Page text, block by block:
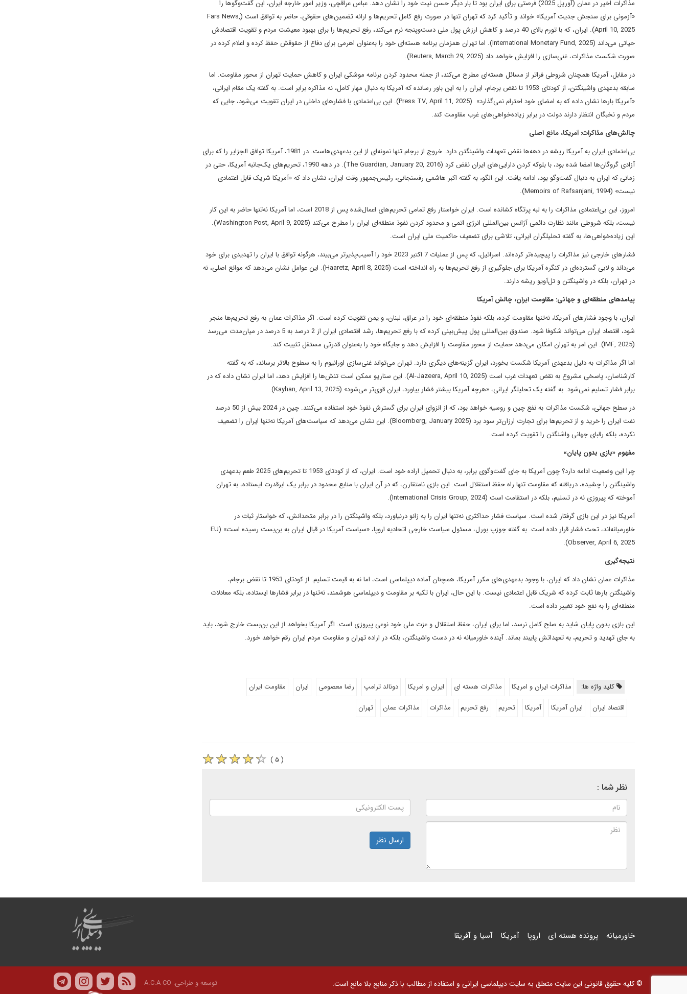
مذاکرات اخیر در عمان (آوریل 2025) فرصتی برای ایران بود تا بار دیگر حسن نیت خود را نشان دهد. عباس عراقچی، وزیر امور خارجه ایران، این گفت‌وگوها را
«آزمونی برای سنجش جدیت آمریکا» خواند و تأکید کرد که تهران تنها در صورت رفع کامل تحریم‌ها و ارائه تضمین‌های حقوقی، حاضر به توافق است (Fars News,
April 10, 2025). ایران، که با تورم بالای 40 درصد و کاهش ارزش پول ملی دست‌وپنجه نرم می‌کند، رفع تحریم‌ها را برای بهبود معیشت مردم و تقویت اقتصادش
حیاتی می‌داند (International Monetary Fund, 2025). اما تهران همزمان برنامه هسته‌ای خود را به‌عنوان اهرمی برای دفاع از حقوقش حفظ کرده و اعلام کرده در
صورت شکست مذاکرات، غنی‌سازی را افزایش خواهد داد (Reuters, March 29, 2025).
در مقابل، آمریکا همچنان شروطی فراتر از مسائل هسته‌ای مطرح می‌کند، از جمله محدود کردن برنامه موشکی ایران و کاهش حمایت تهران از محور مقاومت. اما
سابقه بدعهدی واشینگتن، از کودتای 1953 تا نقض برجام، ایران را به این باور رسانده که آمریکا به دنبال مهار کامل، نه مذاکره برابر است. به گفته یک مقام ایرانی،
«آمریکا بارها نشان داده که به امضای خود احترام نمی‌گذارد» (Press TV, April 11, 2025). این بی‌اعتمادی با فشارهای داخلی در ایران تقویت می‌شود، جایی که
مردم و نخبگان انتظار دارند دولت در برابر زیاده‌خواهی‌های غرب مقاومت کند.
چالش‌های مذاکرات: آمریکا، مانع اصلی
بی‌اعتمادی ایران به آمریکا ریشه در دهه‌ها نقض تعهدات واشینگتن دارد. خروج از برجام تنها نمونه‌ای از این بدعهدی‌هاست. در 1981، آمریکا توافق الجزایر را که برای
آزادی گروگان‌ها امضا شده بود، با بلوکه کردن دارایی‌های ایران نقض کرد (The Guardian, January 20, 2016). در دهه 1990، تحریم‌های یک‌جانبه آمریکا، حتی در
زمانی که ایران به دنبال گفت‌وگو بود، ادامه یافت. این الگو، به گفته اکبر هاشمی رفسنجانی، رئیس‌جمهور وقت ایران، نشان داد که «آمریکا شریک قابل اعتمادی
نیست» (Memoirs of Rafsanjani, 1994).
امروز، این بی‌اعتمادی مذاکرات را به لبه پرتگاه کشانده است. ایران خواستار رفع تمامی تحریم‌های اعمال‌شده پس از 2018 است، اما آمریکا نه‌تنها حاضر به این کار
نیست، بلکه شروطی مانند نظارت دائمی آژانس بین‌المللی انرژی اتمی و محدود کردن نفوذ منطقه‌ای ایران را مطرح می‌کند (Washington Post, April 9, 2025).
این زیاده‌خواهی‌ها، به گفته تحلیلگران ایرانی، تلاشی برای تضعیف حاکمیت ملی ایران است.
فشارهای خارجی نیز مذاکرات را پیچیده‌تر کرده‌اند. اسرائیل، که پس از عملیات 7 اکتبر 2023 خود را آسیب‌پذیرتر می‌بیند، هرگونه توافق با ایران را تهدیدی برای خود
می‌داند و لابی گسترده‌ای در کنگره آمریکا برای جلوگیری از رفع تحریم‌ها به راه انداخته است (Haaretz, April 8, 2025). این عوامل نشان می‌دهد که موانع اصلی، نه
در تهران، بلکه در واشینگتن و تل‌آویو ریشه دارند.
پیامدهای منطقه‌ای و جهانی: مقاومت ایران، چالش آمریکا
ایران، با وجود فشارهای آمریکا، نه‌تنها مقاومت کرده، بلکه نفوذ منطقه‌ای خود را در عراق، لبنان، و یمن تقویت کرده است. اگر مذاکرات عمان به رفع تحریم‌ها منجر
شود، اقتصاد ایران می‌تواند شکوفا شود. صندوق بین‌المللی پول پیش‌بینی کرده که با رفع تحریم‌ها، رشد اقتصادی ایران از 2 درصد به 5 درصد در میان‌مدت می‌رسد
(IMF, 2025). این امر به تهران امکان می‌دهد حمایت از محور مقاومت را افزایش دهد و جایگاه خود را به‌عنوان قدرتی مستقل تثبیت کند.
اما اگر مذاکرات به دلیل بدعهدی آمریکا شکست بخورد، ایران گزینه‌های دیگری دارد. تهران می‌تواند غنی‌سازی اورانیوم را به سطوح بالاتر برساند، که به گفته
کارشناسان، پاسخی مشروع به نقض تعهدات غرب است (Al-Jazeera, April 10, 2025). این سناریو ممکن است تنش‌ها را افزایش دهد، اما ایران نشان داده که در
برابر فشار تسلیم نمی‌شود. به گفته یک تحلیلگر ایرانی، «هرچه آمریکا بیشتر فشار بیاورد، ایران قوی‌تر می‌شود» (Kayhan, April 13, 2025).
در سطح جهانی، شکست مذاکرات به نفع چین و روسیه خواهد بود، که از انزوای ایران برای گسترش نفوذ خود استفاده می‌کنند. چین در 2024 بیش از 50 درصد
نفت ایران را خرید و از تحریم‌ها برای تجارت ارزان‌تر سود برد (Bloomberg, January 2025). این نشان می‌دهد که سیاست‌های آمریکا نه‌تنها ایران را تضعیف
نکرده، بلکه رقبای جهانی واشنگتن را تقویت کرده است.
مفهوم «بازی بدون پایان»
چرا این وضعیت ادامه دارد؟ چون آمریکا به جای گفت‌وگوی برابر، به دنبال تحمیل اراده خود است. ایران، که از کودتای 1953 تا تحریم‌های 2025 طعم بدعهدی
واشینگتن را چشیده، دریافته که مقاومت تنها راه حفظ استقلال است. این بازی نامتقارن، که در آن ایران با منابع محدود در برابر یک ابرقدرت ایستاده، به تهران
آموخته که پیروزی نه در تسلیم، بلکه در استقامت است (International Crisis Group, 2024).
آمریکا نیز در این بازی گرفتار شده است. سیاست فشار حداکثری نه‌تنها ایران را به زانو درنیاورد، بلکه واشینگتن را در برابر متحدانش، که خواستار ثبات در
خاورمیانه‌اند، تحت فشار قرار داده است. به گفته جوزپ بورل، مسئول سیاست خارجی اتحادیه اروپا، «سیاست آمریکا در قبال ایران به بن‌بست رسیده است» (EU
Observer, April 6, 2025).
نتیجه‌گیری
مذاکرات عمان نشان داد که ایران، با وجود بدعهدی‌های مکرر آمریکا، همچنان آماده دیپلماسی است، اما نه به قیمت تسلیم. از کودتای 1953 تا نقض برجام،
واشینگتن بارها ثابت کرده که شریک قابل اعتمادی نیست. با این حال، ایران با تکیه بر مقاومت و دیپلماسی هوشمند، نه‌تنها در برابر فشارها ایستاده، بلکه معادلات
منطقه‌ای را به نفع خود تغییر داده است.
این بازی بدون پایان شاید به صلح کامل نرسد، اما برای ایران، حفظ استقلال و عزت ملی خود نوعی پیروزی است. اگر آمریکا بخواهد از این بن‌بست خارج شود، باید
به جای تهدید و تحریم، به تعهداتش پایبند بماند. آینده خاورمیانه نه در دست واشینگتن، بلکه در اراده تهران و مقاومت مردم ایران رقم خواهد خورد.
کلید واژه ها: مذاکرات ایران و امریکا مذاکرات هسته ای ایران و امریکا دونالد ترامپ رضا معصومی ایران
مقاومت ایران
اقتصاد ایران
ایران آمریکا آمریکا تحریم رفع تحریم مذاکرات مذاکرات عمان تهران
( ۵ )
نظر شما :
ارسال نظر
خاورمیانه پرونده هسته ای اروپا آمریکا آسیا و آفریقا
© کلیه حقوق قانونی این سایت متعلق به سایت دیپلماسی ایرانی و استفاده از مطالب با ذکر منابع بلا مانع است. توسعه و طراحی: A.C.A CO